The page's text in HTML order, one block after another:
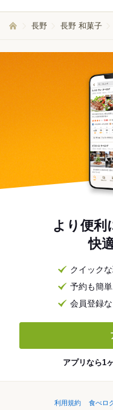
長野 長野 和菓子
より便利
快
クイック
予約も簡
会員登録
アプリなら1
利用規約 食べロ